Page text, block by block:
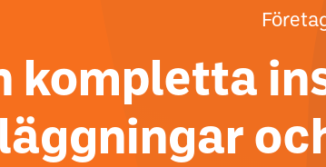
kompletta